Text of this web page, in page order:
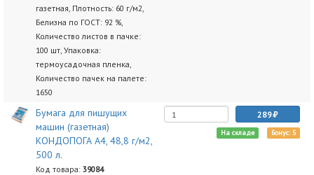
газетная, Плотность: 60 г/м2,
Белизна по ГОСТ: 92 %,
Количество листов в пачке:
100 шт, Упаковка:
термоусадочная пленка,
Количество пачек на палете:
1650
Бумага для пишущих
машин (газетная)
КОНДОПОГА А4, 48,8 г/м2,
500 л.
Код товара: 39084
289
На складе Бонус: 5